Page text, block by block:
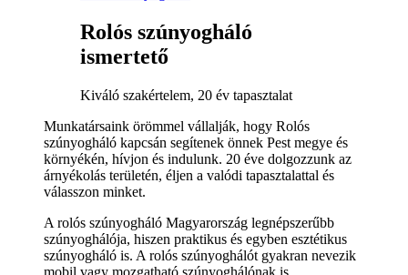
Rolós szúnyogháló
ismertető
Kiváló szakértelem, 20 év tapasztalat
Munkatársaink örömmel vállalják, hogy Rolós
szúnyogháló kapcsán segítenek önnek Pest megye és
környékén, hívjon és indulunk. 20 éve dolgozzunk az
árnyékolás területén, éljen a valódi tapasztalattal és
válasszon minket.
A rolós szúnyogháló Magyarország legnépszerűbb
szúnyoghálója, hiszen praktikus és egyben esztétikus
szúnyogháló is. A rolós szúnyoghálót gyakran nevezik
mobil vagy mozgatható szúnyoghálónak is.